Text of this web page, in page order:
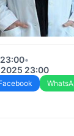
•
23:00